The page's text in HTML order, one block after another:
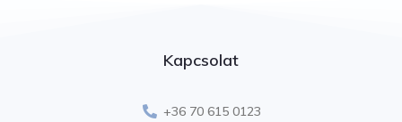
Kapcsolat
+36 70 615 0123